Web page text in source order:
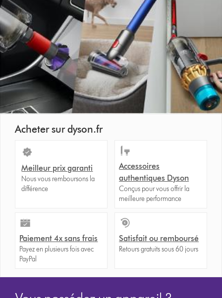
Acheter sur dyson.fr
Meilleur prix garanti
Nous vous remboursons la
différence
Accessoires
authentiques Dyson
Conçus pour vous offrir la
meilleure performance
Paiement 4x sans frais
Payez en plusieurs fois avec
PayPal
Satisfait ou remboursé
Retours gratuits sous 60 jours